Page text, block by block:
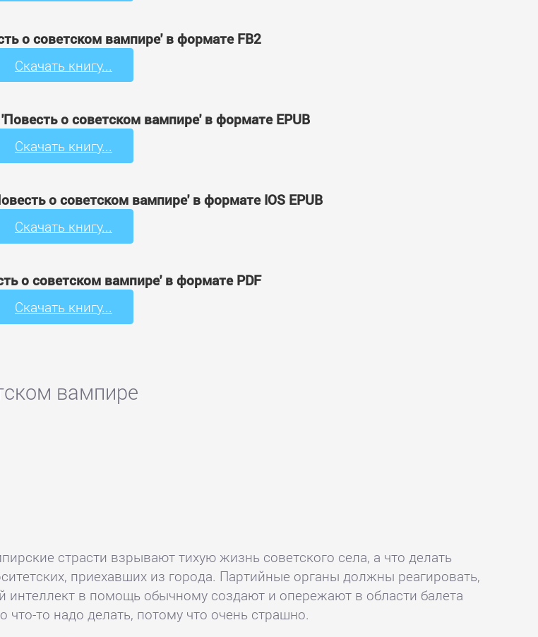
о советском вампире' в формате FB2
Скачать книгу...
о советском вампире' в формате EPUB
Скачать книгу...
о советском вампире' в формате IOS EPUB
Скачать книгу...
о советском вампире' в формате PDF
Скачать книгу...
вампире
страсти взрывают тихую жизнь советского села, а что делать
приехавших из города. Партийные органы должны реагировать,
интеллект в помощь обычному создают и опережают в области балета
то надо делать, потому что очень страшно.